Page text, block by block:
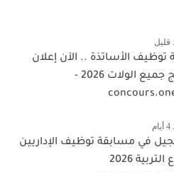
الأساتذة .. الآن إعلان
النتائج جميع الولات 2026 -
في مسابقة توظيف الإداريين
بقطاع التربية 2026